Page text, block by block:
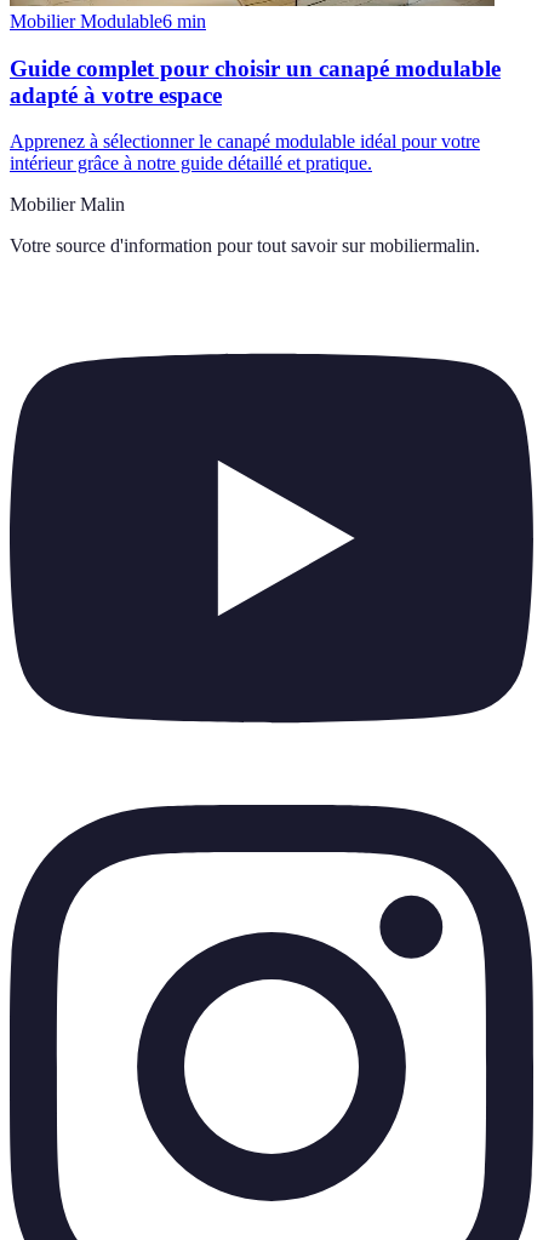
Mobilier Modulable6 min
Guide complet pour choisir un canapé modulable
adapté à votre espace
Apprenez à sélectionner le canapé modulable idéal pour votre
intérieur grâce à notre guide détaillé et pratique.
Mobilier Malin
Votre source d'information pour tout savoir sur mobiliermalin.